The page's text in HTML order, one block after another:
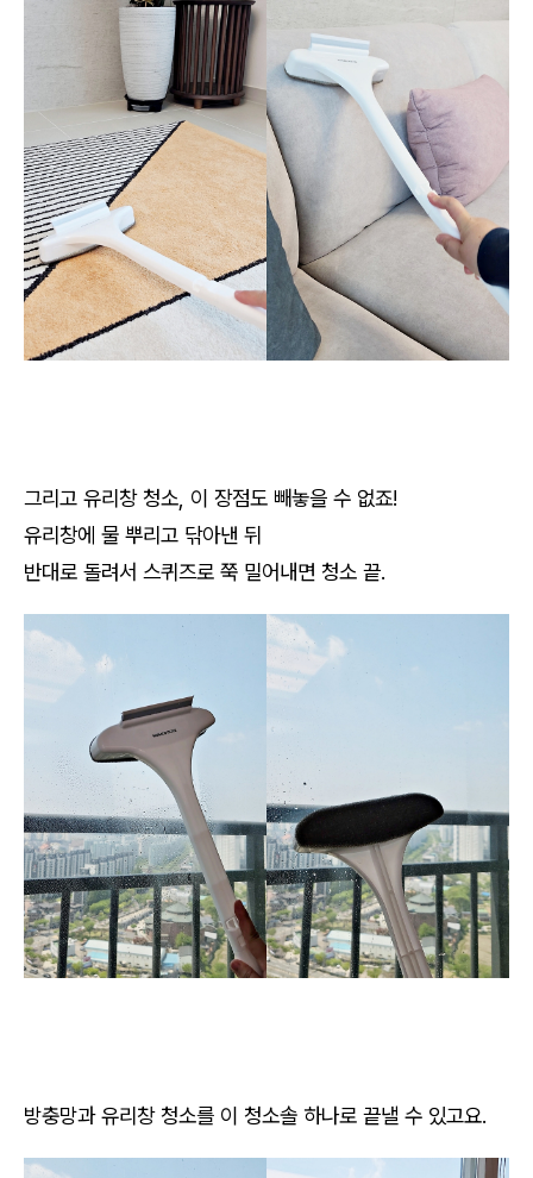
그리고 유리창 청소, 이 장점도 빼놓을 수 없죠!
유리창에 물 뿌리고 닦아낸 뒤
반대로 돌려서 스퀴즈로 쭉 밀어내면 청소 끝.
방충망과 유리창 청소를 이 청소솔 하나로 끝낼 수 있고요.